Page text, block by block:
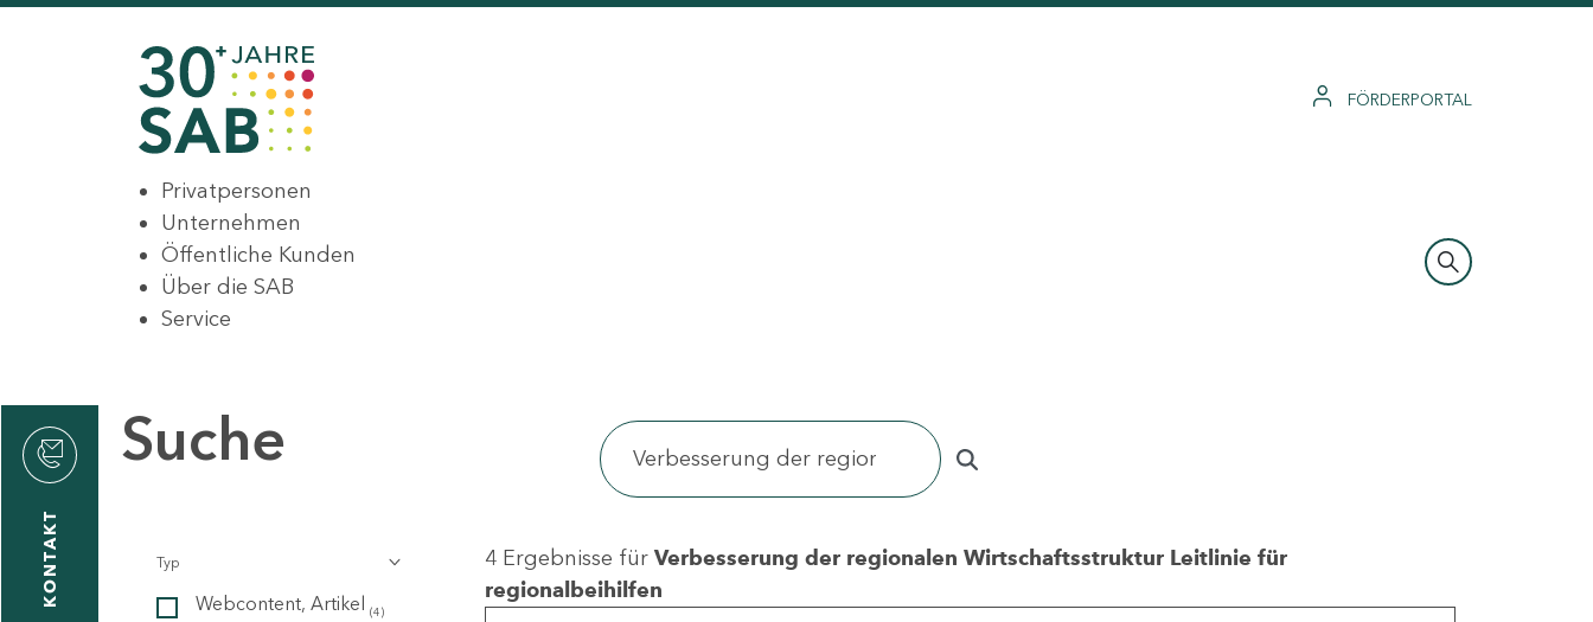
FÖRDERPORTAL
Privatpersonen
Unternehmen
Öffentliche Kunden
Über die SAB
Service
KONTAKT
Suche
Typ
Webcontent, Artikel (4)
4 Ergebnisse für Verbesserung der regionalen Wirtschaftsstruktur Leitlinie für
regionalbeihilfen